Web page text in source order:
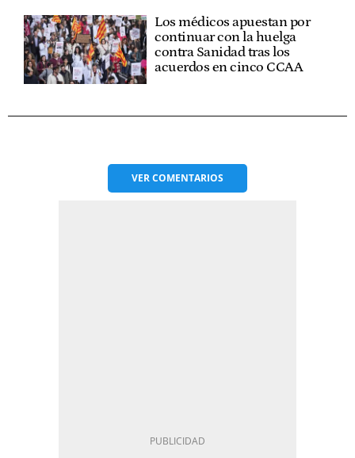
Los médicos apuestan por
continuar con la huelga
contra Sanidad tras los
acuerdos en cinco CCAA
VERCOMENTARIOS